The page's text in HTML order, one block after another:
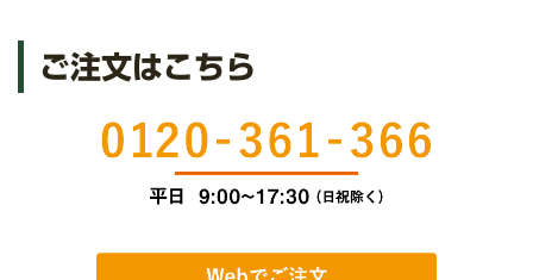
ご注文はこちら